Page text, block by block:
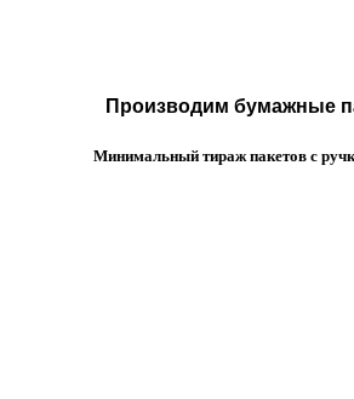
Производим бумажные
Минимальный тираж пакетов с